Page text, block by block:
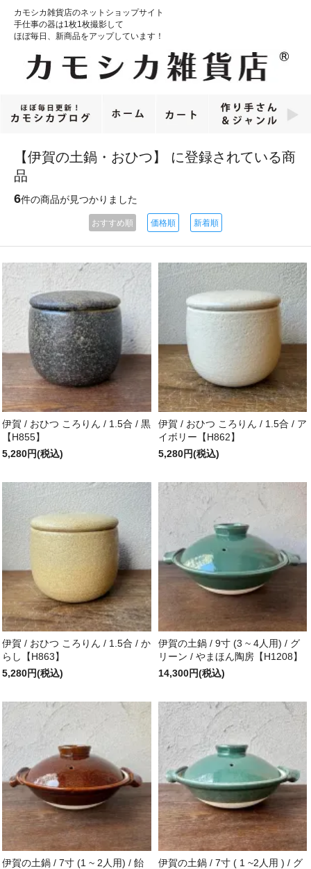
カモシカ雑貨店のネットショップサイト
手仕事の器は1枚1枚撮影して
ほぼ毎日、新商品をアップしています！
【伊賀の土鍋・おひつ】 に登録されている商
品
6件の商品が見つかりました
おすすめ順 価格順 新着順
伊賀 / おひつ ころりん / 1.5合 / 黒
【H855】
5,280円(税込)
伊賀 / おひつ ころりん / 1.5合 / ア
イボリー【H862】
5,280円(税込)
伊賀 / おひつ ころりん / 1.5合 / か
らし【H863】
5,280円(税込)
伊賀の土鍋 / 9寸 (3 ~ 4人用) / グ
リーン / やまほん陶房【H1208】
14,300円(税込)
伊賀の土鍋 / 7寸 (1 ~ 2人用) / 飴
伊賀の土鍋 / 7寸 ( 1 ~2人用 ) / グ